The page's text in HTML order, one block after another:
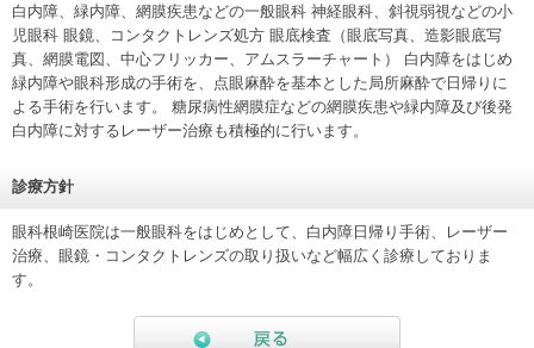
白内障、緑内障、網膜疾患などの一般眼科 神経眼科、斜視弱視などの小
児眼科 眼鏡、コンタクトレンズ処方 眼底検査（眼底写真、造影眼底写
真、網膜電図、中心フリッカー、アムスラーチャート） 白内障をはじめ
緑内障や眼科形成の手術を、点眼麻酔を基本とした局所麻酔で日帰りに
よる手術を行います。 糖尿病性網膜症などの網膜疾患や緑内障及び後発
白内障に対するレーザー治療も積極的に行います。
診療方針
眼科根崎医院は一般眼科をはじめとして、白内障日帰り手術、レーザー
治療、眼鏡・コンタクトレンズの取り扱いなど幅広く診療しておりま
す。